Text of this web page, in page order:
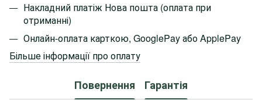
Накладний платіж Нова пошта (оплата при
отриманні)
Онлайн-оплата карткою, GooglePay або ApplePay
Більше інформації про оплату
Повернення Гарантія